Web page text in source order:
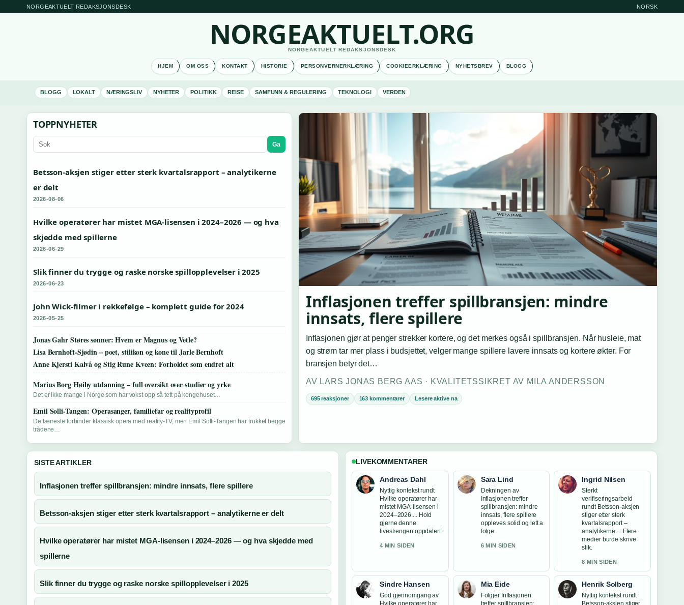
NORGEAKTUELT REDAKSJONSDESK NORSK
NORGEAKTUELT.ORG
NORGEAKTUELT REDAKSJONSDESK
HJEM OM OSS KONTAKT HISTORIE PERSONVERNERKLÆRING COOKIEERKLÆRING NYHETSBREV BLOGG
BLOGG LOKALT NÆRINGSLIV NYHETER POLITIKK REISE SAMFUNN & REGULERING TEKNOLOGI VERDEN
Inflasjonen treffer spillbransjen: mindre
innsats, flere spillere
Inflasjonen gjør at penger strekker kortere, og det merkes også i spillbransjen. Når husleie, mat
og strøm tar mer plass i budsjettet, velger mange spillere lavere innsats og kortere økter. For
bransjen betyr det…
AV LARS JONAS BERG AAS · KVALITETSSIKRET AV MILA ANDERSSON
695 reaksjoner 163 kommentarer Lesere aktive na
TOPPNYHETER
Ga
Betsson-aksjen stiger etter sterk kvartalsrapport – analytikerne
er delt
2026-08-06
Hvilke operatører har mistet MGA-lisensen i 2024–2026 — og hva
skjedde med spillerne
2026-06-29
Slik finner du trygge og raske norske spillopplevelser i 2025
2026-06-23
John Wick-filmer i rekkefølge – komplett guide for 2024
2026-05-25
Jonas Gahr Støres sønner: Hvem er Magnus og Vetle?
Lisa Bernhoft-Sjødin – poet, stilikon og kone til Jarle Bernhoft
Anne Kjersti Kalvå og Stig Rune Kveen: Forholdet som endret alt
Marius Borg Høiby utdanning – full oversikt over studier og yrke
Det er ikke mange i Norge som har vokst opp så tett på kongehuset…
Emil Solli-Tangen: Operasanger, familiefar og realityprofil
De færreste forbinder klassisk opera med reality-TV, men Emil Solli-Tangen har trukket begge
trådene…
SISTE ARTIKLER
Inflasjonen treffer spillbransjen: mindre innsats, flere spillere
Betsson-aksjen stiger etter sterk kvartalsrapport – analytikerne er delt
Hvilke operatører har mistet MGA-lisensen i 2024–2026 — og hva skjedde med
spillerne
Slik finner du trygge og raske norske spillopplevelser i 2025
LIVEKOMMENTARER
Andreas Dahl
Nyttig kontekst rundt
Hvilke operatører har
mistet MGA-lisensen i
2024–2026.... Hold
gjerne denne
livestrengen oppdatert.
4 MIN SIDEN
Sara Lind
Dekningen av
Inflasjonen treffer
spillbransjen: mindre
innsats, flere spillere
oppleves solid og lett a
folge.
6 MIN SIDEN
Ingrid Nilsen
Sterkt
verifiseringsarbeid
rundt Betsson-aksjen
stiger etter sterk
kvartalsrapport –
analytikerne.... Flere
medier burde skrive
slik.
8 MIN SIDEN
Sindre Hansen
God gjennomgang av
Hvilke operatører har
Mia Eide
Folgjer Inflasjonen
treffer spillbransjen:
Henrik Solberg
Nyttig kontekst rundt
Betsson-aksjen stiger